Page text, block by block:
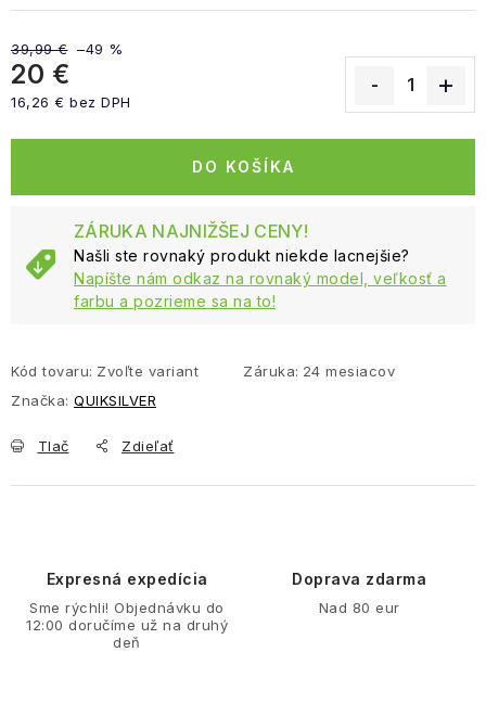
39,99 € –49 %
20 €
16,26 € bez DPH
DO KOŠÍKA
ZÁRUKA NAJNIŽŠEJ CENY!
Našli ste rovnaký produkt niekde lacnejšie?
Napíšte nám odkaz na rovnaký model, veľkosť a
farbu a pozrieme sa na to!
Kód tovaru: Zvoľte variant Záruka: 24 mesiacov
Značka: QUIKSILVER
Tlač Zdieľať
Expresná expedícia
Sme rýchli! Objednávku do
12:00 doručíme už na druhý
deň
Doprava zdarma
Nad 80 eur